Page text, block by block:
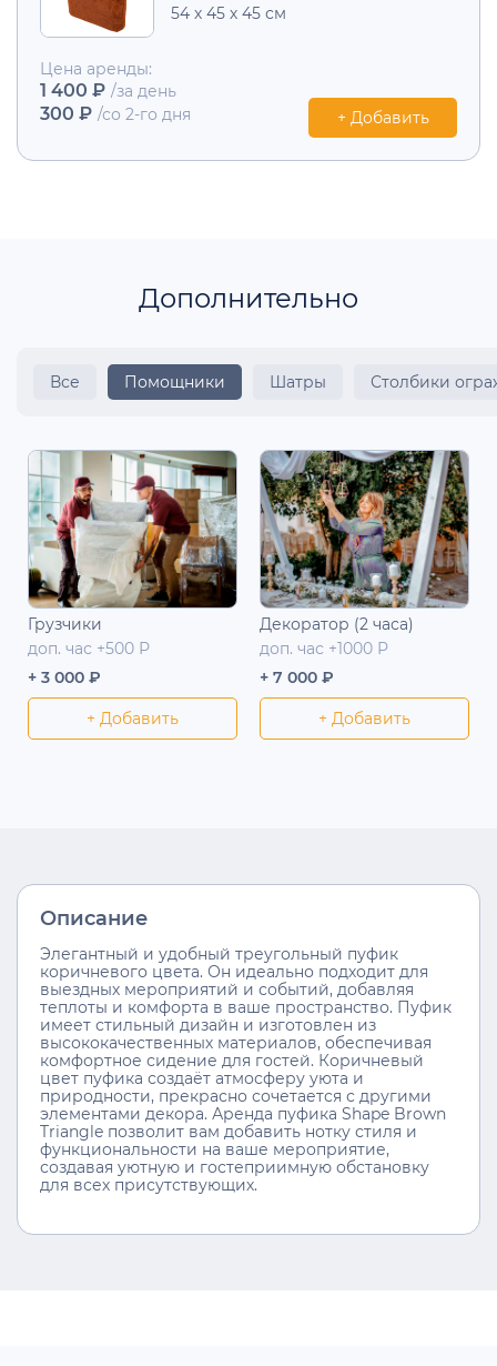
54 х 45 х 45 см
Цена аренды:
1 400 ₽ /за день
300 ₽ /со 2-го дня + Добавить
Дополнительно
Все Помощники Шатры Столбики
Грузчики
доп. час +500 Р
+ 3 000 ₽
+ Добавить
Декоратор (2 часа)
доп. час +1000 Р
+ 7 000 ₽
+ Добавить
Описание
Элегантный и удобный треугольный пуфик
коричневого цвета. Он идеально подходит для
выездных мероприятий и событий, добавляя
теплоты и комфорта в ваше пространство. Пуфик
имеет стильный дизайн и изготовлен из
высококачественных материалов, обеспечивая
комфортное сидение для гостей. Коричневый
цвет пуфика создаёт атмосферу уюта и
природности, прекрасно сочетается с другими
элементами декора. Аренда пуфика Shape Brown
Triangle позволит вам добавить нотку стиля и
функциональности на ваше мероприятие,
создавая уютную и гостеприимную обстановку
для всех присутствующих.